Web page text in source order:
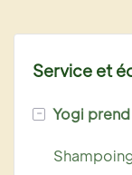
Service et
- Yogi